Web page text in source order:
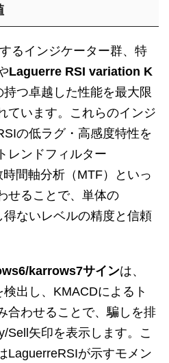
るインジケーター群、特
Laguerre RSI variation K
つ卓越した性能を最大限
ています。これらのインジ
の低ラグ・高感度特性を
レンドフィルター
時間軸分析（MTF）といっ
せることで、単体の
ないレベルの精度と信頼
karrows7サインは、
出し、KMACDによるト
合わせることで、騙しを排
Sell矢印を表示します。こ
LaguerreRSIが示すモメン